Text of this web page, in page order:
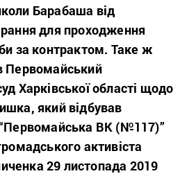
Барабаша від
для проходження
за контрактом. Таке ж
Первомайський
Харківської області щодо
який відбував
ВК (№117)”
активіста
29 листопада 2019